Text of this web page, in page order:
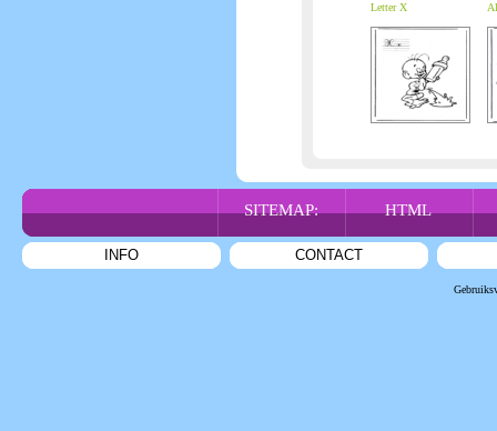
Letter X
SITEMAP: HTML
INFO CONTACT